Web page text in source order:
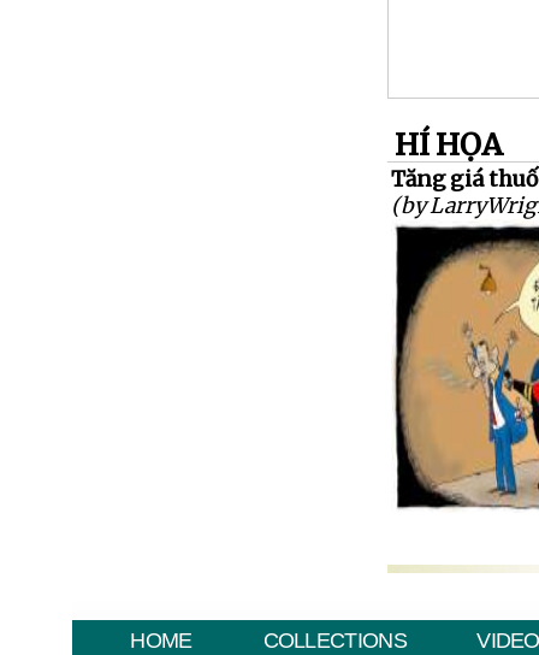
HÍ HỌA
Tăng giá
(by
HOME COLLECTIONS VIDEO